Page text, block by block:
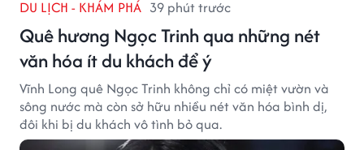
DU LỊCH - KHÁM PHÁ 39 phút trước
Quê hương Ngọc Trinh qua những nét
văn hóa ít du khách để ý
Vĩnh Long quê Ngọc Trinh không chỉ có miệt vườn và
sông nước mà còn sở hữu nhiều nét văn hóa bình dị,
đôi khi bị du khách vô tình bỏ qua.